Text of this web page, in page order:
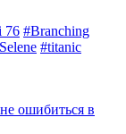
76 #Branching
#titanic
ошибиться в